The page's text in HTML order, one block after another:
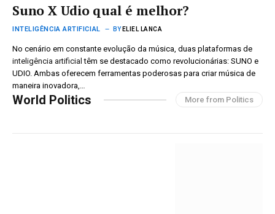
Suno X Udio qual é melhor?
INTELIGÊNCIA ARTIFICIAL BY ELIEL LANCA
No cenário em constante evolução da música, duas plataformas de
inteligência artificial têm se destacado como revolucionárias: SUNO e
UDIO. Ambas oferecem ferramentas poderosas para criar música de
maneira inovadora,…
World Politics More from Politics